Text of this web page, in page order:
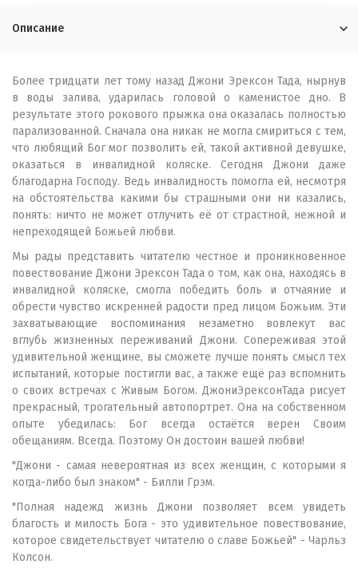
Описание
Более тридцати лет тому назад Джони Эрексон Тада, нырнув
в воды залива, ударилась головой о каменистое дно. В
результате этого рокового прыжка она оказалась полностью
парализованной. Сначала она никак не могла смириться с тем,
что любящий Бог мог позволить ей, такой активной девушке,
оказаться в инвалидной коляске. Сегодня Джони даже
благодарна Господу. Ведь инвалидность помогла ей, несмотря
на обстоятельства какими бы страшными они ни казались,
понять: ничто не может отлучить её от страстной, нежной и
непреходящей Божьей любви.
Мы рады представить читателю честное и проникновенное
повествование Джони Эрексон Тада о том, как она, находясь в
инвалидной коляске, смогла победить боль и отчаяние и
обрести чувство искренней радости пред лицом Божьим. Эти
захватывающие воспоминания незаметно вовлекут вас
вглубь жизненных переживаний Джони. Сопереживая этой
удивительной женщине, вы сможете лучше понять смысл тех
испытаний, которые постигли вас, а также ещё раз вспомнить
о своих встречах с Живым Богом. ДжониЭрексонТада рисует
прекрасный, трогательный автопортрет. Она на собственном
опыте убедилась: Бог всегда остаётся верен Своим
обещаниям. Всегда. Поэтому Он достоин вашей любви!
"Джони - самая невероятная из всех женщин, с которыми я
когда-либо был знаком" - Билли Грэм.
"Полная надежд жизнь Джони позволяет всем увидеть
благость и милость Бога - это удивительное повествование,
которое свидетельствует читателю о славе Божьей" - Чарльз
Колсон.